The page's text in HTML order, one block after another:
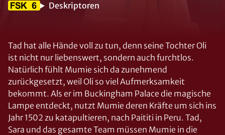
Deskriptoren
Tad hat alle Hände voll zu tun, denn seine Tochter Oli
ist nicht nur liebenswert, sondern auch furchtlos.
Natürlich fühlt Mumie sich da zunehmend
zurückgesetzt, weil Oli so viel Aufmerksamkeit
bekommt. Als er im Buckingham Palace die magische
Lampe entdeckt, nutzt Mumie deren Kräfte um sich ins
Jahr 1502 zu katapultieren, nach Paititi in Peru. Tad,
Sara und das gesamte Team müssen Mumie in die